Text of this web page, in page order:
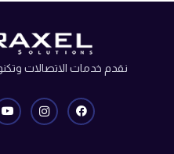
نقدم خدمات الاتصالات